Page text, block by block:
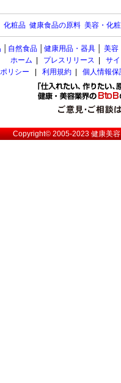
化粧品 健康食品の原料 美容・化
自然食品 健康用品・器具 美容
ホーム
プレスリリース
サ
リシー
利用規約 個人情報
Copyright© 2005-2023健康美